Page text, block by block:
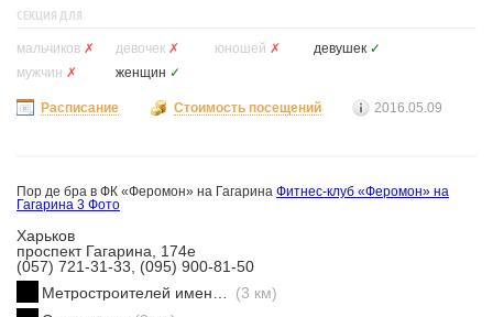
СЕКЦИЯ ДЛЯ
мальчиков ✗ девочек ✗ юношей ✗ девушек ✓
мужчин ✗ женщин ✓
Расписание Стоимость посещений 2016.05.09
Пор де бра в ФК «Феромон» на Гагарина Фитнес-клуб «Феромон» на
Гагарина 3 Фото
Харьков
проспект Гагарина, 174е
(057) 721-31-33, (095) 900-81-50
(3 км)